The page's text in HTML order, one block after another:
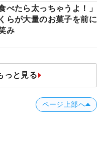
べたら太っちゃうよ！」
らが大量のお菓子を前に
み
っと見る
ページ上部へ